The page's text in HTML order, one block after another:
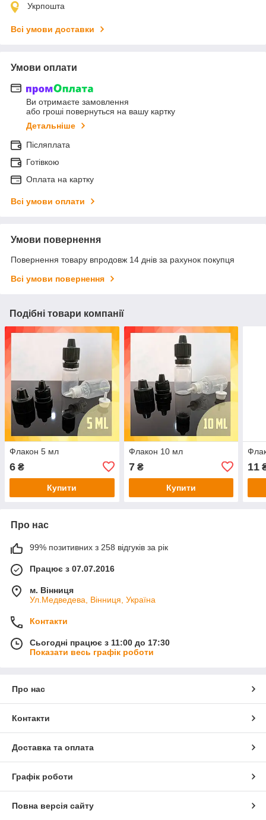
Укрпошта
Всі умови доставки
Умови оплати
Ви отримаєте замовлення
або гроші повернуться на вашу картку
Детальніше
Післяплата
Готівкою
Оплата на картку
Всі умови оплати
Умови повернення
Повернення товару впродовж 14 днів за рахунок покупця
Всі умови повернення
Подібні товари компанії
Флакон 5 мл
6 ₴
Купити
Флакон 10 мл
7₴
Купити
11
Про нас
99% позитивних з 258 відгуків за рік
Працює з 07.07.2016
м. Вінниця
Ул.Медведева, Вінниця, Україна
Контакти
Сьогодні працює з 11:00 до 17:30
Показати весь графік роботи
Про нас
Контакти
Доставка та оплата
Графік роботи
Повна версія сайту